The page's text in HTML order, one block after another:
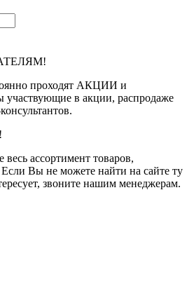
проходят АКЦИИ и
в акции, распродаже
весь ассортимент товаров,
Вы не можете найти на сайте ту
звоните нашим менеджерам.